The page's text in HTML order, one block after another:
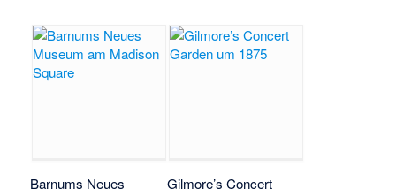
Barnums Neues Gilmore’s Concert